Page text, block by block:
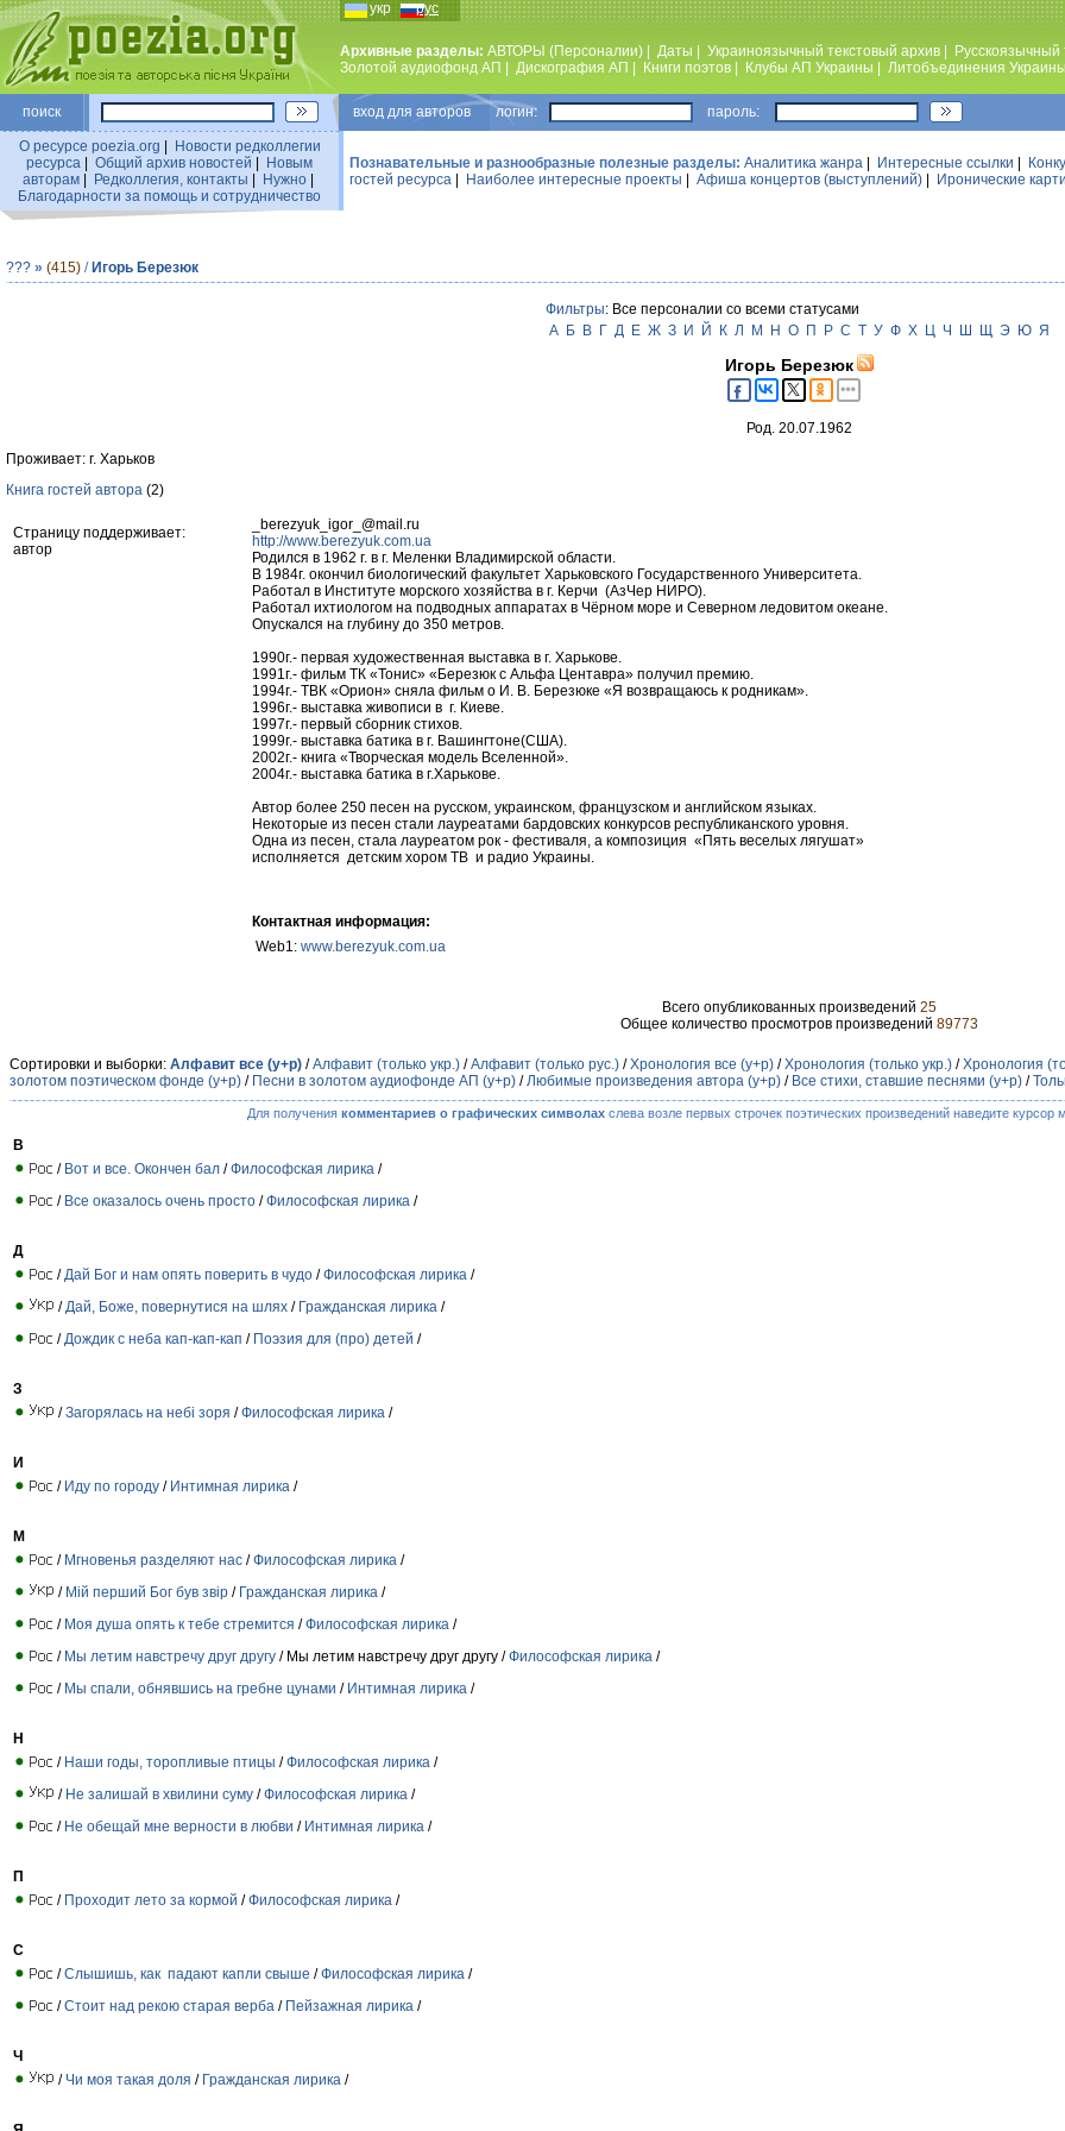
укр рус
Архивные разделы: АВТОРЫ (Персоналии) Даты Украиноязычный текстовый архив Русскоязычный
Золотой аудиофонд АП
Дискография АП Книги поэтов Клубы АП Украины Литобъединения Украины
поиск вход для авторов логин: пароль:
О ресурсе poezia.org
Новости редколлегии
ресурса
Общий архив новостей
Новым
авторам| Редколлегия, контакты Нужно|
Благодарности за помощь и сотрудничество
Познавательные и разнообразные полезные разделы: Аналитика жанра Интересные ссылки
гостей ресурса
Наиболее интересные проекты Афиша концертов (выступлений) Иронические
??? » (415) / Игорь Березюк
Фильтры: Все персоналии со всеми статусами
А
Б В Г Д Е Ж З И Й К Л М Н О П Р С Т У Ф Х Ц Ч Ш Щ Э Ю Я
Игорь Березюк
Род. 20.07.1962
Проживает: г. Харьков
Книга гостей автора (2)
Страницу поддерживает:
автор
_berezyuk_igor_@mail.ru
http://www.berezyuk.com.ua
Родился в 1962 г. в г. Меленки Владимирской области.
В 1984г. окончил биологический факультет Харьковского Государственного Университета.
Работал в Институте морского хозяйства в г. Керчи (АзЧер НИРО).
Работал ихтиологом на подводных аппаратах в Чёрном море и Северном ледовитом океане.
Опускался на глубину до 350 метров.
1990г.- первая художественная выставка в г. Харькове.
1991г.- фильм ТК «Тонис» «Березюк с Альфа Центавра» получил премию.
1994г.- ТВК «Орион» сняла фильм о И. В. Березюке «Я возвращаюсь к родникам».
1996г.- выставка живописи в г. Киеве.
1997г.- первый сборник стихов.
1999г.- выставка батика в г. Вашингтоне(США).
2002г.- книга «Творческая модель Вселенной».
2004г.- выставка батика в г.Харькове.
Автор более 250 песен на русском, украинском, французском и английском языках.
Некоторые из песен стали лауреатами бардовских конкурсов республиканского уровня.
Одна из песен, стала лауреатом рок - фестиваля, а композиция «Пять веселых лягушат»
исполняется детским хором ТВ и радио Украины.
Контактная информация:
Web1: www.berezyuk.com.ua
Всего опубликованных произведений 25
Общее количество просмотров произведений 89773
Сортировки и выборки: Алфавит все (у+р) /Алфавит (только укр.) /Алфавит (только рус.) /Хронология все (у+р) /Хронология (только укр.) /Хронология
золотом поэтическом фонде (у+р) / Песни в золотом аудиофонде АП (у+р) /Любимые произведения автора (у+р) / Все стихи, ставшие песнями (у+р) /
Для получения комментариев о графических символахслева возле первых строчек поэтических произведений наведите
В
/ Вот и все. Окончен бал /Философская лирика /
/ Все оказалось очень просто /Философская лирика /
Д
/ Дай Бог и нам опять поверить в чудо /Философская лирика /
/ Дай, Боже, повернутися на шлях / Гражданская лирика /
/ Дождик с неба кап-кап-кап / Поэзия для (про) детей /
З
/Загорялась на небі зоря /Философская лирика /
И
/ Иду по городу / Интимная лирика /
М
/ Мгновенья разделяют нас /Философская лирика /
/ Мій перший Бог був звір / Гражданская лирика /
/ Моя душа опять к тебе стремится /Философская лирика /
/ Мы летим навстречу друг другу / Мы летим навстречу друг другу /Философская лирика /
/ Мы спали, обнявшись на гребне цунами / Интимная лирика /
Н
/ Наши годы, торопливые птицы /Философская лирика /
/ Не залишай в хвилини суму /Философская лирика /
/ Не обещай мне верности в любви / Интимная лирика /
П
/ Проходит лето за кормой /Философская лирика /
С
/Слышишь, как падают капли свыше /Философская лирика /
/Стоит над рекою старая верба / Пейзажная лирика /
Ч
/ Чи моя такая доля / Гражданская лирика /